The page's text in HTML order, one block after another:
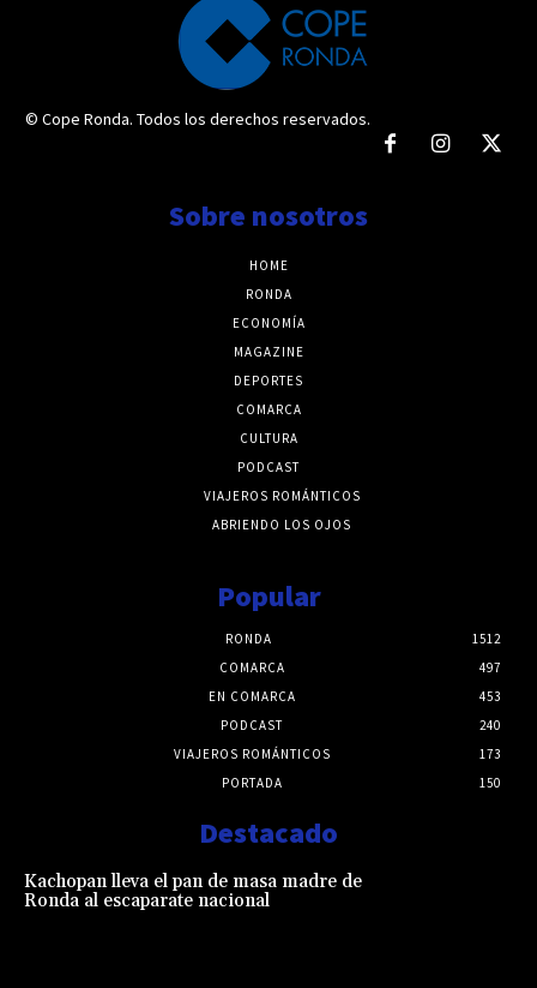
© Cope Ronda. Todos los derechos reservados.
Sobre nosotros
HOME
RONDA
ECONOMÍA
MAGAZINE
DEPORTES
COMARCA
CULTURA
PODCAST
VIAJEROS ROMÁNTICOS
ABRIENDO LOS OJOS
Popular
RONDA
1512
COMARCA
497
EN COMARCA
453
PODCAST
240
VIAJEROS ROMÁNTICOS
173
PORTADA
150
Destacado
Kachopan lleva el pan de masa madre de
Ronda al escaparate nacional